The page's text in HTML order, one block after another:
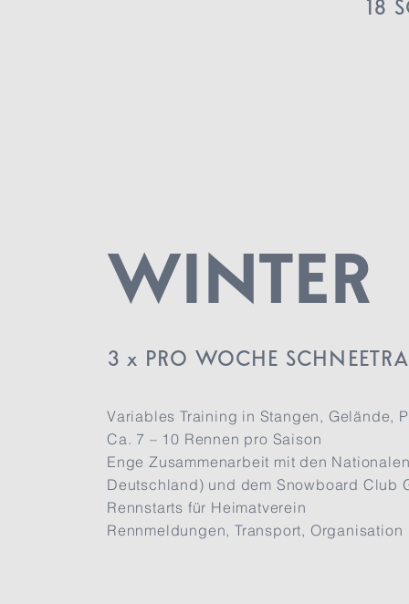
18
WINTER
3 x PRO WOCHE
Variables Training in Stangen, Gelände,
Ca. 7 – 10 Rennen pro Saison
Enge Zusammenarbeit mit den
Deutschland) und dem Snowboard Club
Rennstarts für Heimatverein
Rennmeldungen, Transport, Organisation